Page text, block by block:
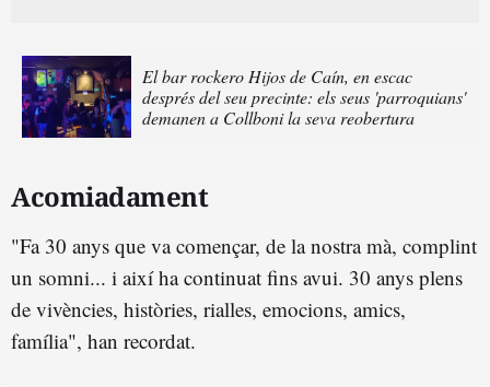
El bar rockero Hijos de Caín, en escac
després del seu precinte: els seus 'parroquians'
demanen a Collboni la seva reobertura
Acomiadament
"Fa 30 anys que va començar, de la nostra mà, complint
un somni... i així ha continuat fins avui. 30 anys plens
de vivències, històries, rialles, emocions, amics,
família", han recordat.